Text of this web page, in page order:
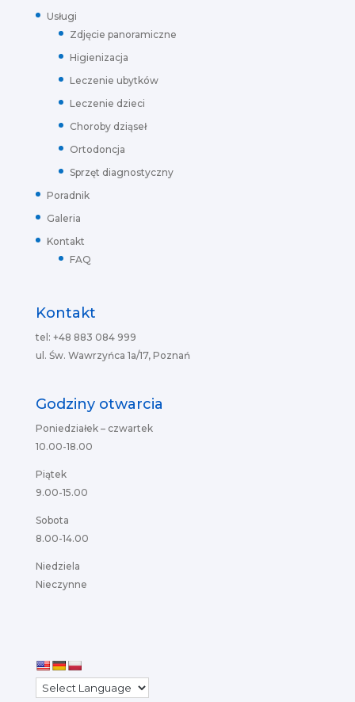
Usługi
Zdjęcie panoramiczne
Higienizacja
Leczenie ubytków
Leczenie dzieci
Choroby dziąseł
Ortodoncja
Sprzęt diagnostyczny
Poradnik
Galeria
Kontakt
FAQ
Kontakt
tel: +48 883 084 999
ul. Św. Wawrzyńca 1a/17, Poznań
Godziny otwarcia
Poniedziałek – czwartek
10.00-18.00
Piątek
9.00-15.00
Sobota
8.00-14.00
Niedziela
Nieczynne